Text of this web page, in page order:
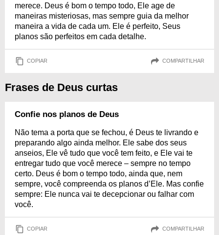
merece. Deus é bom o tempo todo, Ele age de
maneiras misteriosas, mas sempre guia da melhor
maneira a vida de cada um. Ele é perfeito, Seus
planos são perfeitos em cada detalhe.
COPIAR COMPARTILHAR
Frases de Deus curtas
Confie nos planos de Deus
Não tema a porta que se fechou, é Deus te livrando e
preparando algo ainda melhor. Ele sabe dos seus
anseios, Ele vê tudo que você tem feito, e Ele vai te
entregar tudo que você merece – sempre no tempo
certo. Deus é bom o tempo todo, ainda que, nem
sempre, você compreenda os planos d’Ele. Mas confie
sempre: Ele nunca vai te decepcionar ou falhar com
você.
COPIAR COMPARTILHAR